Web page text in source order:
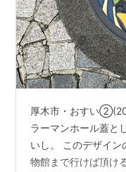
厚木市・おすい
ラーマンホール蓋と
いし。 このデザイ
物館まで行けば頂け